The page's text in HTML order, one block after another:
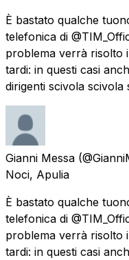
È bastato qualche
telefonica di
problema verrà risolto
tardi: in questi casi
dirigenti scivola scivola
Gianni Messa
Noci, Apulia
È bastato qualche
telefonica di
problema verrà risolto
tardi: in questi casi